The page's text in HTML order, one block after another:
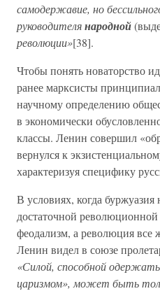
самодержавие, но
руководителянародной
революции»[38].
Чтобы понять новаторство
ранее марксисты
научному определению
в экономически
классы. Ленин совершил
вернулся к
характеризуя специфику
В условиях, когда буржуазия
достаточной
феодализм, а революция все
Ленин видел в союзе
«Силой, способной
царизмом», может быть